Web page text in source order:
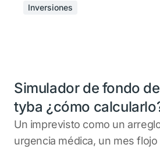
Inversiones
Simulador de fondo
tyba ¿cómo
Un imprevisto como un
urgencia médica, un mes